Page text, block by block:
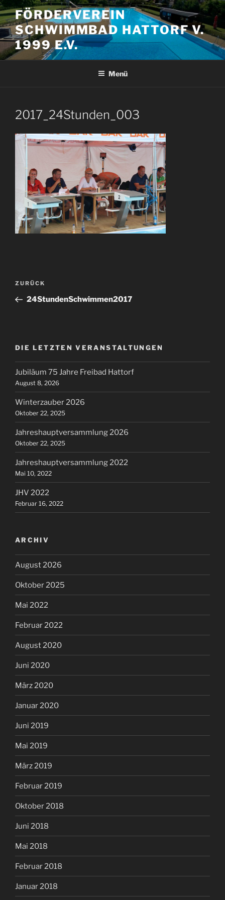
Zum
Inhalt
springen
FÖRDERVEREIN
SCHWIMMBAD HATTORF V.
1999 E.V.
Menü
2017_24Stunden_003
Beitragsnavigation
Vorheriger
Beitrag
ZURÜCK
24StundenSchwimmen2017
DIE LETZTEN VERANSTALTUNGEN
Jubiläum 75 Jahre Freibad Hattorf
August 8, 2026
Winterzauber 2026
Oktober 22, 2025
Jahreshauptversammlung 2026
Oktober 22, 2025
Jahreshauptversammlung 2022
Mai 10, 2022
JHV 2022
Februar 16, 2022
ARCHIV
August 2026
Oktober 2025
Mai 2022
Februar 2022
August 2020
Juni 2020
März 2020
Januar 2020
Juni 2019
Mai 2019
März 2019
Februar 2019
Oktober 2018
Juni 2018
Mai 2018
Februar 2018
Januar 2018